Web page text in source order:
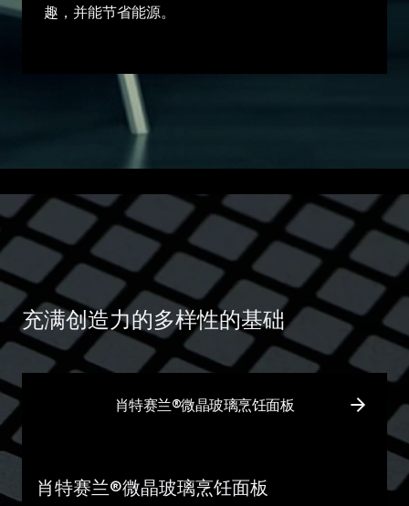
趣，并能节省能源。
充满创造力的多样性的基础
肖特赛兰®微晶玻璃烹饪面板
肖特赛兰®微晶玻璃烹饪面板